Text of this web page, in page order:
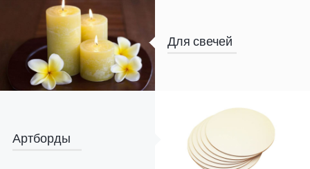
Для свечей
Артборды